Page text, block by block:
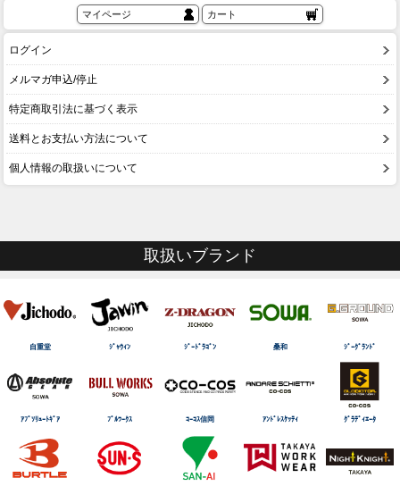
マイページ カート
ログイン
メルマガ申込/停止
特定商取引法に基づく表示
送料とお支払い方法について
個人情報の取扱いについて
取扱いブランド
自重堂 ｼﾞｬｳｨﾝ ｼﾞｰﾄﾞﾗｺﾞﾝ 桑和 ｼﾞｰｸﾞﾗﾝﾄﾞ
ｱﾌﾞｿﾘｭｰﾄｷﾞｱ ﾌﾞﾙﾜｰｸｽ ｺｰｺｽ信岡 ｱﾝﾄﾞﾚｽｹｯﾃｨ ｸﾞﾗﾃﾞｨｴｰﾀ